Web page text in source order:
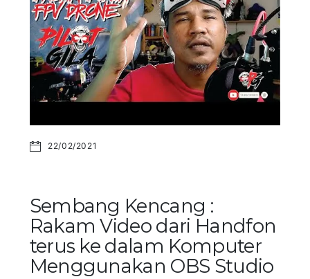
22/02/2021
Sembang Kencang :
Rakam Video dari Handfon
terus ke dalam Komputer
Menggunakan OBS Studio